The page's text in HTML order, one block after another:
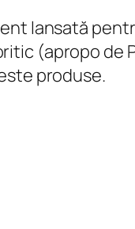
lansată
(apropo de
produse.